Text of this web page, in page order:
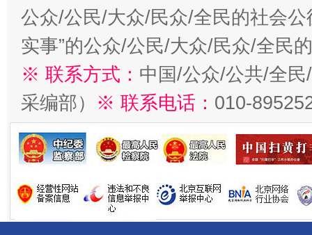
公众/公民/大众/民众/全民的社会公
实事”的公众/公民/大众/民众/全民
※ 联系方式： 中国/公众/公共/全
采编部） ※ 联系电话： 010-